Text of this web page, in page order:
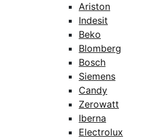
Ariston
Indesit
Beko
Blomberg
Bosch
Siemens
Candy
Zerowatt
Iberna
Electrolux